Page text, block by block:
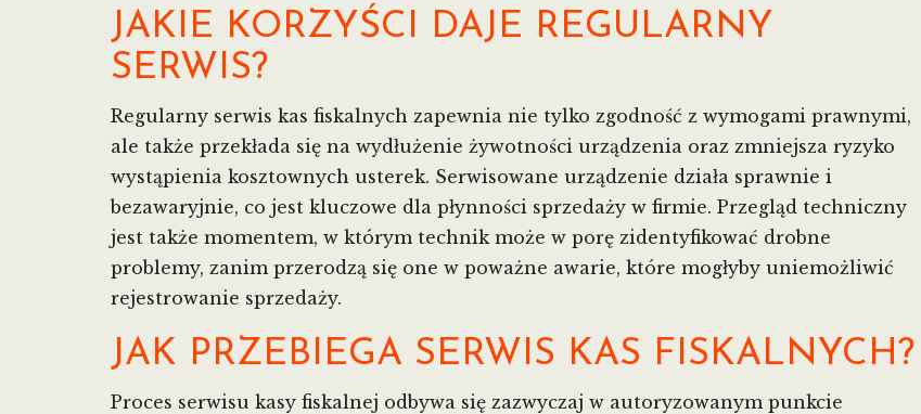
JAKIE KORZYŚCI DAJE REGULARNY
SERWIS?
Regularny serwis kas fiskalnych zapewnia nie tylko zgodność z wymogami prawnymi,
ale także przekłada się na wydłużenie żywotności urządzenia oraz zmniejsza ryzyko
wystąpienia kosztownych usterek. Serwisowane urządzenie działa sprawnie i
bezawaryjnie, co jest kluczowe dla płynności sprzedaży w firmie. Przegląd techniczny
jest także momentem, w którym technik może w porę zidentyfikować drobne
problemy, zanim przerodzą się one w poważne awarie, które mogłyby uniemożliwić
rejestrowanie sprzedaży.
JAK PRZEBIEGA SERWIS KAS FISKALNYCH?
Proces serwisu kasy fiskalnej odbywa się zazwyczaj w autoryzowanym punkcie